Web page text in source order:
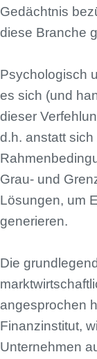
Gedächtnis
diese Branche
Psychologisch
es sich (und
dieser
d.h. anstatt
Grau- und
Lösungen, um
generieren.
Die
angesprochen
Finanzinstitut,
Unternehmen